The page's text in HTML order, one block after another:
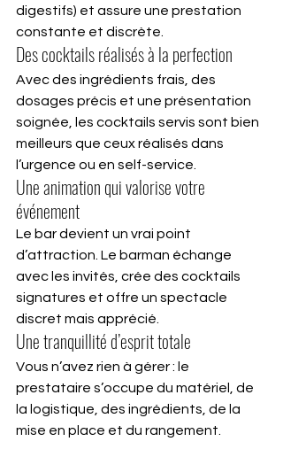
digestifs) et assure une prestation
constante et discrète.
Des cocktails réalisés à la perfection
Avec des ingrédients frais, des
dosages précis et une présentation
soignée, les cocktails servis sont bien
meilleurs que ceux réalisés dans
l’urgence ou en self-service.
Une animation qui valorise votre
événement
Le bar devient un vrai point
d’attraction. Le barman échange
avec les invités, crée des cocktails
signatures et offre un spectacle
discret mais apprécié.
Une tranquillité d’esprit totale
Vous n’avez rien à gérer : le
prestataire s’occupe du matériel, de
la logistique, des ingrédients, de la
mise en place et du rangement.